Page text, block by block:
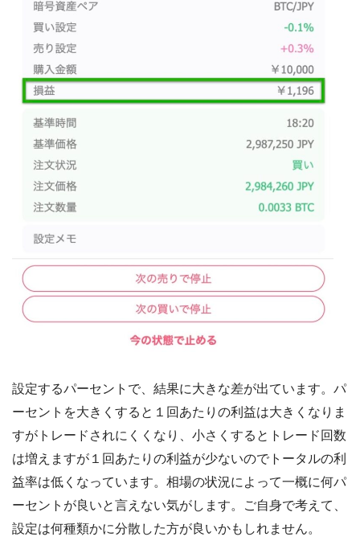
設定するパーセントで、結果に大きな差が出ています。パ
ーセントを大きくすると１回あたりの利益は大きくなりま
すがトレードされにくくなり、小さくするとトレード回数
は増えますが１回あたりの利益が少ないのでトータルの利
益率は低くなっています。相場の状況によって一概に何パ
ーセントが良いと言えない気がします。ご自身で考えて、
設定は何種類かに分散した方が良いかもしれません。